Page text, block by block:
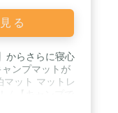
る
からさらに寝心
ンプマットが
マット マットレ
ッション素材